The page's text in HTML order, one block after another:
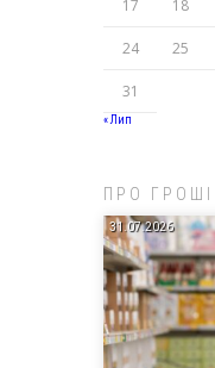
17 18
24 25
31
« Лип
ПРО ГРОШІ
31.07.2026